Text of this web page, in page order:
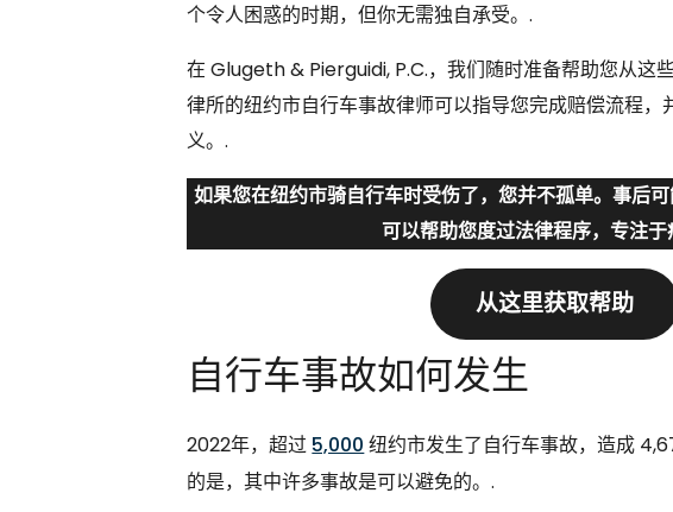
个令人困惑的时期，但你无需独自承受。.
在 Glugeth & Pierguidi, P.C.，我们随时准备帮助您从这
律所的纽约市自行车事故律师可以指导您完成赔偿流程，
义。.
如果您在纽约市骑自行车时受伤了，您并不孤单。事后
可以帮助您度过法律程序，专注于
从这里获取帮助
自行车事故如何发生
2022年，超过 5,000 纽约市发生了自行车事故，造成
的是，其中许多事故是可以避免的。.